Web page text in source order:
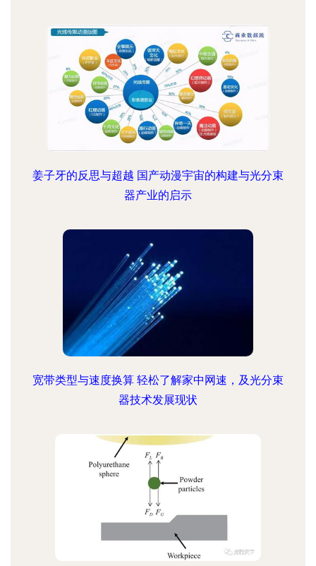
姜子牙的反思与超越 国产动漫宇宙的构建与光分束
器产业的启示
宽带类型与速度换算 轻松了解家中网速，及光分束
器技术发展现状